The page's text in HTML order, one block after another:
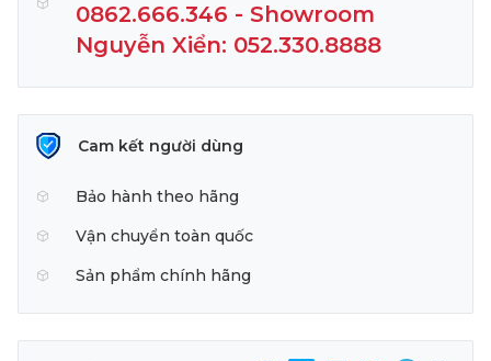
0862.666.346 - Showroom
Nguyễn Xiển: 052.330.8888
Cam kết người dùng
Bảo hành theo hãng
Vận chuyển toàn quốc
Sản phẩm chính hãng